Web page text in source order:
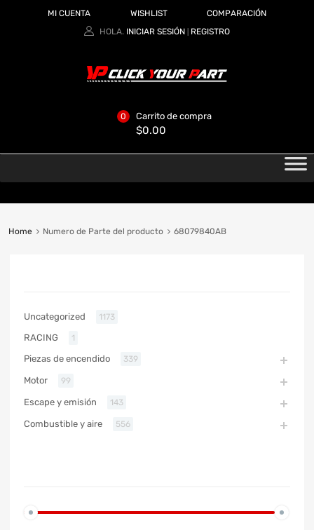
MI CUENTA WISHLIST
COMPARACIÓN
HOLA. INICIAR SESIÓN REGISTRO
Carrito de compra
$0.00
0
Home Numero de Parte del producto 68079840AB
Uncategorized 1173
RACING 1
Piezas de encendido 339
Motor 99
Escape y emisión 143
Combustible y aire 556